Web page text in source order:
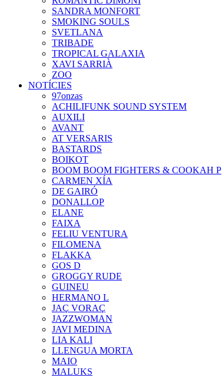
SANDRA MONFORT
SMOKING SOULS
SVETLANA
TRIBADE
TROPICAL GALAXIA
XAVI SARRIÀ
ZOO
NOTÍCIES
97onzas
ACHILIFUNK SOUND SYSTEM
AUXILI
AVANT
AT VERSARIS
BASTARDS
BOIKOT
BOOM BOOM FIGHTERS & COOKAH P
CARMEN XÍA
DE GAIRÓ
DONALLOP
ELANE
FAIXA
FELIU VENTURA
FILOMENA
FLAKKA
GOS D
GROGGY RUDE
GUINEU
HERMANO L
JAÇ VORAÇ
JAZZWOMAN
JAVI MEDINA
LIA KALI
LLENGUA MORTA
MAIO
MALUKS